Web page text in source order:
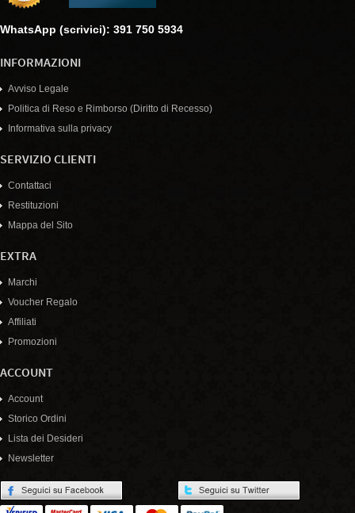
WhatsApp (scrivici): 391 750 5934
INFORMAZIONI
Avviso Legale
Politica di Reso e Rimborso (Diritto di Recesso)
Informativa sulla privacy
SERVIZIO CLIENTI
Contattaci
Restituzioni
Mappa del Sito
EXTRA
Marchi
Voucher Regalo
Affiliati
Promozioni
ACCOUNT
Account
Storico Ordini
Lista dei Desideri
Newsletter